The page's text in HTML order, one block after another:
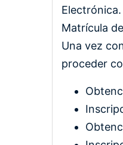
Matrícula
Una vez
proceder